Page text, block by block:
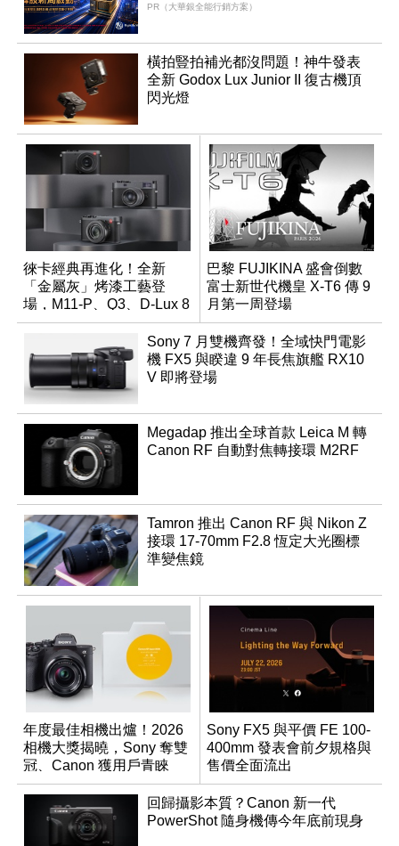
PR（大華銀全能行銷方案）
橫拍豎拍補光都沒問題！神牛發表
全新 Godox Lux Junior II 復古機頂
閃光燈
徠卡經典再進化！全新
「金屬灰」烤漆工藝登
場，M11-P、Q3、D-Lux 8
領銜換裝
巴黎 FUJIKINA 盛會倒數
富士新世代機皇 X-T6 傳 9
月第一周登場
Sony 7 月雙機齊發！全域快門電影
機 FX5 與睽違 9 年長焦旗艦 RX10
V 即將登場
Megadap 推出全球首款 Leica M 轉
Canon RF 自動對焦轉接環 M2RF
Tamron 推出 Canon RF 與 Nikon Z
接環 17-70mm F2.8 恆定大光圈標
準變焦鏡
年度最佳相機出爐！2026
相機大獎揭曉，Sony 奪雙
冠、Canon 獲用戶青睞
Sony FX5 與平價 FE 100-
400mm 發表會前夕規格與
售價全面流出
回歸攝影本質？Canon 新一代
PowerShot 隨身機傳今年底前現身